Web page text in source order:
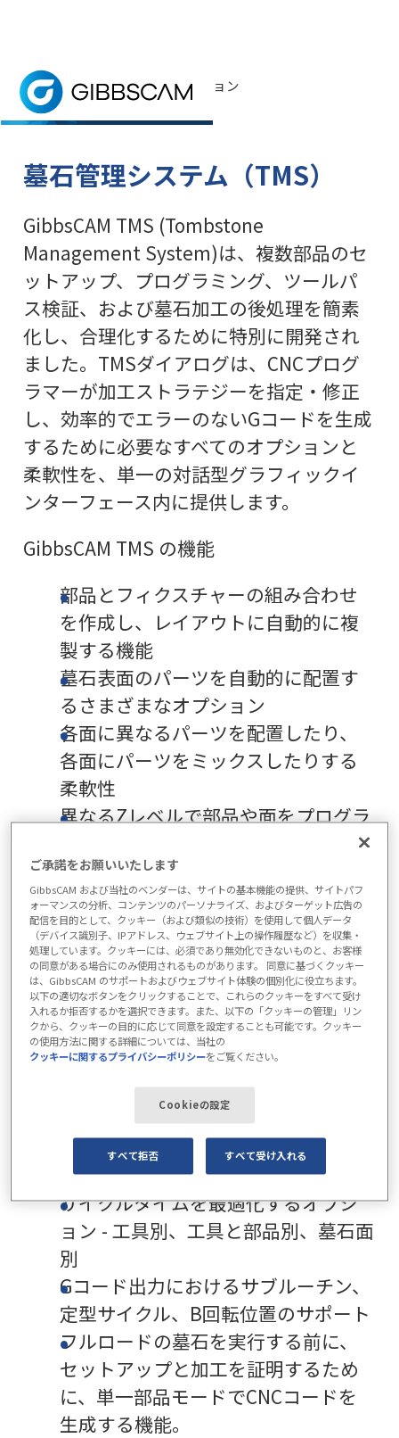
ホーム > 製品 > アドオンオプション
アドオンオプションはGibbsCAMソリューショ
アドオンオプション
無料トライアル
墓石管理システム（TMS）
GibbsCAM TMS (Tombstone
Management System)は、複数部品のセ
ットアップ、プログラミング、ツールパ
ス検証、および墓石加工の後処理を簡素
化し、合理化するために特別に開発され
ました。TMSダイアログは、CNCプログ
ラマーが加工ストラテジーを指定・修正
し、効率的でエラーのないGコードを生成
するために必要なすべてのオプションと
柔軟性を、単一の対話型グラフィックイ
ンターフェース内に提供します。
GibbsCAM TMS の機能
部品とフィクスチャーの組み合わせ
を作成し、レイアウトに自動的に複
製する機能
墓石表面のパーツを自動的に配置す
るさまざまなオプション
各面に異なるパーツを配置したり、
各面にパーツをミックスしたりする
柔軟性
異なるZレベルで部品や面をプログラ
すべての面にアレンジメントを複製
するか、各面に異なるアレンジメン
トを作成するかを選択できます。
隣接するワークピースによってブロッ
クされた部品のフィーチャーや加工
オペレーションなど、各フェースの
例外に対するオペレーションを追加
またはクリアする機能。
部品から部品へのトラバースと、あ
る面から次の面へのインデックス
（回転）に対して、異なる安全距離
を設定する機能。
サイクルタイムを最適化するオプシ
ョン - 工具別、工具と部品別、墓石面
別
Gコード出力におけるサブルーチン、
定型サイクル、B回転位置のサポート
フルロードの墓石を実行する前に、
セットアップと加工を証明するため
に、単一部品モードでCNCコードを
生成する機能。
ご承諾をお願いいたします
GibbsCAM および当社のベンダーは、サイトの基本機能の提供、サイトパフ
ォーマンスの分析、コンテンツのパーソナライズ、およびターゲット広告の
配信を目的として、クッキー（および類似の技術）を使用して個人データ
（デバイス識別子、IPアドレス、ウェブサイト上の操作履歴など）を収集・
処理しています。クッキーには、必須であり無効化できないものと、お客様
の同意がある場合にのみ使用されるものがあります。 同意に基づくクッキー
は、GibbsCAM のサポートおよびウェブサイト体験の個別化に役立ちます。
以下の適切なボタンをクリックすることで、これらのクッキーをすべて受け
入れるか拒否するかを選択できます。また、以下の「クッキーの管理」リン
クから、クッキーの目的に応じて同意を設定することも可能です。クッキー
の使用方法に関する詳細については、当社の
クッキーに関するプライバシーポリシーをご覧ください。
Cookieの設定
すべて拒否 すべて受け入れる